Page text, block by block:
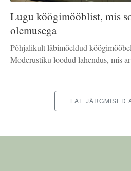
Lugu köögimööblist, mis
olemusega
Põhjalikult läbimõeldud
Moderustiku loodud lahendus, mis
LAE JÄRGMISED